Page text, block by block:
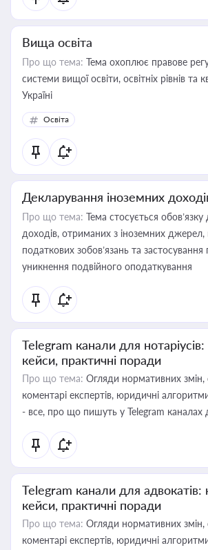
Вища освіта
Про що тема: Тема охоплює правове
системи вищої освіти, освітніх рівнів та
Україні
Освіта
Декларування іноземних
Про що тема: Тема стосується
доходів, отриманих з іноземних джерел,
податкових зобов’язань та застосування
уникнення подвійного оподаткування
Telegram канали для
кейси, практичні поради
Про що тема: Огляди нормативних змін,
коментарі експертів, юридичні
- все, про що пишуть у Telegram каналах
Telegram канали для адвокатів:
кейси, практичні поради
Про що тема: Огляди нормативних змін,
коментарі експертів, юридичні